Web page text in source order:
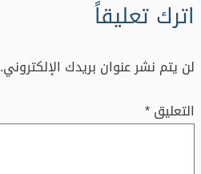
اترك تعليقاً
لن يتم نشر عنوان بريدك الإلكتروني.
التعليق*